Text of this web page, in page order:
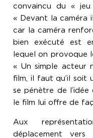
convaincu du «
« Devant la caméra
car la caméra
bien exécuté est
lequel on provoque
« Un simple acteur
film, il faut qu’il soit
se pénètre de
le film lui offre de
Aux
déplacement vers